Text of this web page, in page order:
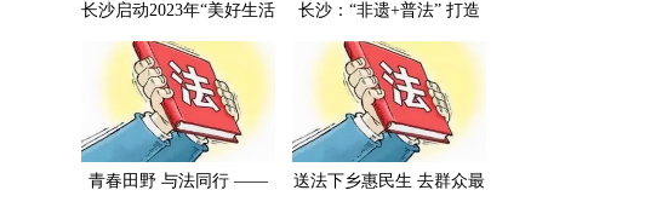
长沙启动2023年“美好生活
·民法典相伴”主题宣传
暨“送法进基层”法治宣讲
活动
长沙：“非遗+普法” 打造
法治文化新品牌
青春田野 与法同行 ——
送法下乡惠民生 去群众最